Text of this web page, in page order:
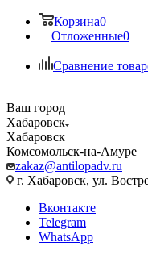
Корзина0
Отложенные0
Сравнение
Ваш город
Хабаровск
Хабаровск
Комсомольск-на-Амуре
zakaz@antilopadv.ru
г. Хабаровск, ул.
Вконтакте
Telegram
WhatsApp